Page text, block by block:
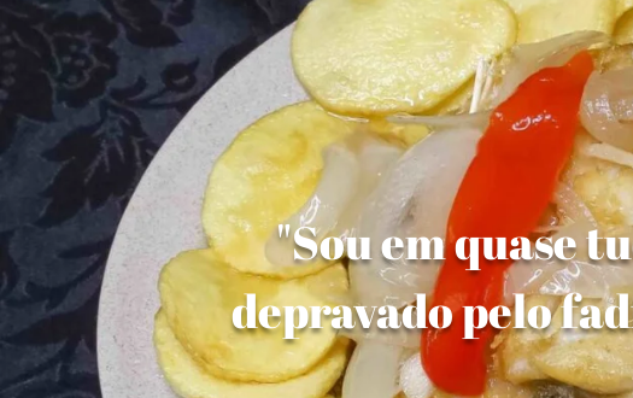
"Sou em quase
depravado pelo